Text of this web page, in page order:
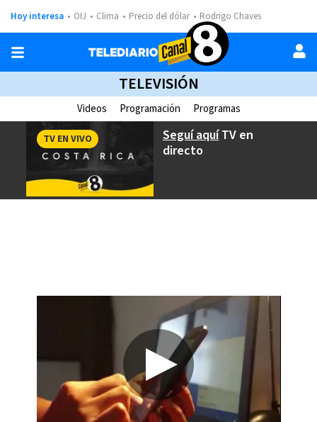
Hoy interesa OIJ Clima Precio del dólar Rodrigo Chaves
TELEVISIÓN
Videos Programación Programas
Seguí aquíTV en
directo
TV EN VIVO